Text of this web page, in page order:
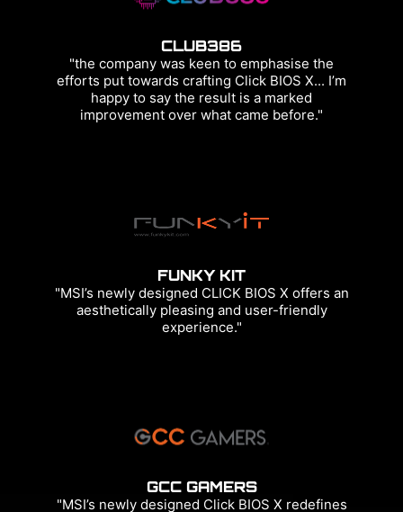
CLUB386
"the company was keen to emphasise the
efforts put towards crafting Click BIOS X... I’m
happy to say the result is a marked
improvement over what came before."
FUNKY KIT
"MSI’s newly designed CLICK BIOS X offers an
aesthetically pleasing and user-friendly
experience."
GCC GAMERS
"MSI’s newly designed Click BIOS X redefines